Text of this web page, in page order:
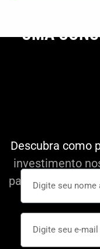
UMA
Descubra como
investimento
patrimônio em